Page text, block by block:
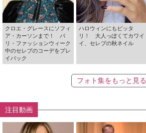
クロエ・グレースにソフィ
ア・カーソンまで！ パ
リ・ファッションウィーク
中のセレブのコーデをプレ
イバック
ハロウィンにもピッタ
リ！ 大人っぽくてカワイ
イ、セレブの秋ネイル
フォト集をもっと見る
注目動画